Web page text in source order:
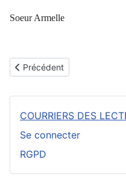
COURRIERS DES
Se connecter
RGPD
Soeur Armelle
Article précédent : Carte de
Précédent